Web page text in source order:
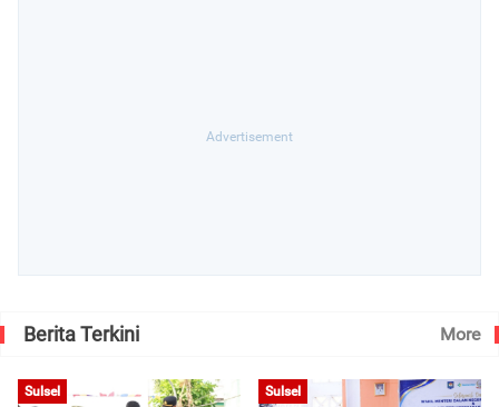
Berita Terkini More
Sulsel Sulsel